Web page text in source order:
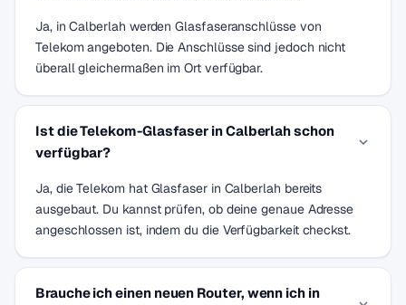
Ja, in Calberlah werden Glasfaseranschlüsse von
Telekom angeboten. Die Anschlüsse sind jedoch nicht
überall gleichermaßen im Ort verfügbar.
Ist die Telekom-Glasfaser in Calberlah schon
verfügbar?
Ja, die Telekom hat Glasfaser in Calberlah bereits
ausgebaut. Du kannst prüfen, ob deine genaue Adresse
angeschlossen ist, indem du die Verfügbarkeit checkst.
Brauche ich einen neuen Router, wenn ich in